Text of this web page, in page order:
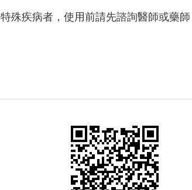
殊疾病者，使用前請先諮詢醫師或藥